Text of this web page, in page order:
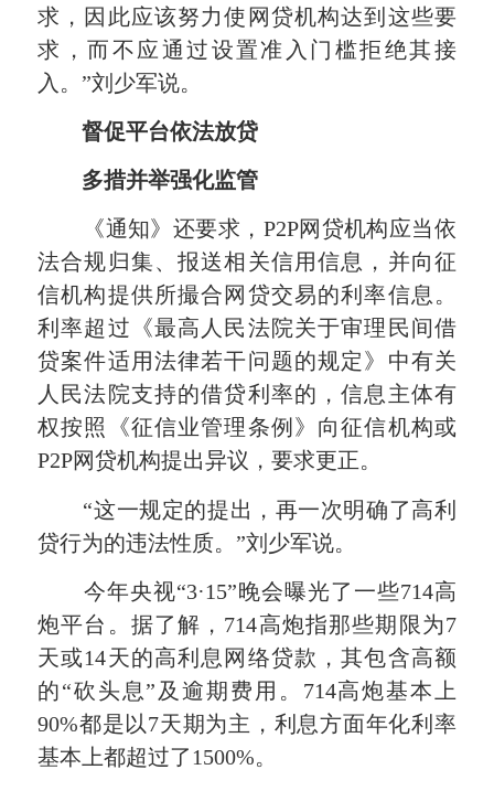
求，因此应该努力使网贷机构达到这些要
求，而不应通过设置准入门槛拒绝其接
入。”刘少军说。
督促平台依法放贷
多措并举强化监管
《通知》还要求，P2P网贷机构应当依
法合规归集、报送相关信用信息，并向征
信机构提供所撮合网贷交易的利率信息。
利率超过《最高人民法院关于审理民间借
贷案件适用法律若干问题的规定》中有关
人民法院支持的借贷利率的，信息主体有
权按照《征信业管理条例》向征信机构或
P2P网贷机构提出异议，要求更正。
“这一规定的提出，再一次明确了高利
贷行为的违法性质。”刘少军说。
今年央视“3·15”晚会曝光了一些714高
炮平台。据了解，714高炮指那些期限为7
天或14天的高利息网络贷款，其包含高额
的“砍头息”及逾期费用。714高炮基本上
90%都是以7天期为主，利息方面年化利率
基本上都超过了1500%。